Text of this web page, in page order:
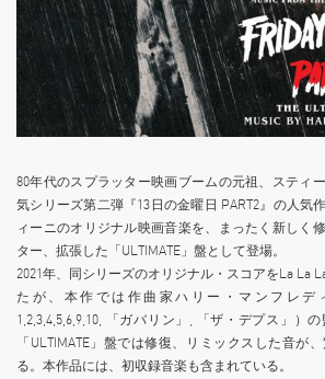
80年代のスプラッター映画ブームの元祖、スティ
気シリーズ第二弾『13⽇の⾦曜⽇ PART2』の人気
ィーニのオリジナル映画⾳楽を、まったく新しく
ター、拡張した「ULTIMATE」盤として登場。
2021年、同シリーズのオリジナル・スコアをLa La
たが、本作では作曲家ハリー・マンフレデ
1,2,3,4,5,6,9,10, 「ガバリン」, 「ザ・デプス」）
「ULTIMATE」盤では修復、リミックスした⾳が
る。本作品には、初収録音楽も含まれている。